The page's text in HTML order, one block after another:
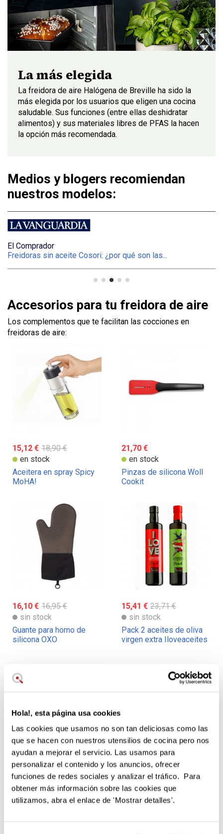
Hola!, esta página usa cookies
Las cookies que usamos no son tan deliciosas como las
que se hacen con nuestros utensilios de cocina pero nos
ayudan a mejorar el servicio. Las usamos para
personalizar el contenido y los anuncios, ofrecer
funciones de redes sociales y analizar el tráfico. Para
obtener más información sobre las cookies que
utilizamos, abra el enlace de 'Mostrar detalles'.
La más elegida
La freidora de aire Halógena de Breville ha sido la
más elegida por los usuarios que eligen una cocina
saludable. Sus funciones (entre ellas deshidratar
alimentos) y sus materiales libres de PFAS la hacen
la opción más recomendada.
Medios y blogers recomiendan
nuestros modelos:
El Comprador
Freidoras sin aceite Cosori: ¿por qué son las...
Accesorios para tu freidora de aire
Los complementos que te facilitan las cocciones en
freidoras de aire:
15,12 € 18,90 €
en stock
Aceitera en spray Spicy
MoHA!
21,70 €
en stock
Pinzas de silicona Woll
Cookit
16,10 € 16,95 €
sin stock
Guante para horno de
silicona OXO
15,41 € 23,71 €
sin stock
Pack 2 aceites de oliva
virgen extra Iloveaceites
17,05 € 17,95 €
en stock
Pinzas de acero con
cabezales de silicona